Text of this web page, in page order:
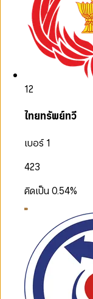
12
ไทยทรัพย์ทวี
เบอร์ 1
423
คิดเป็น0.54%